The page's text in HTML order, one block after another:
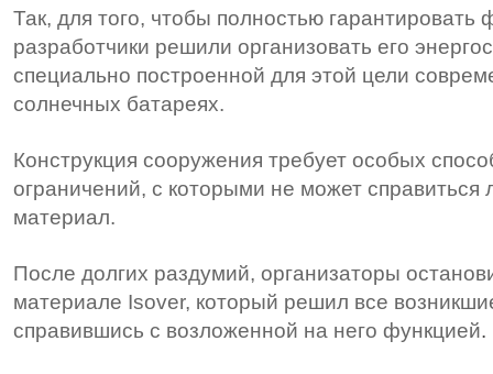
Так, для того, чтобы полностью гарантировать
разработчики решили организовать его
специально построенной для этой цели
солнечных батареях.
Конструкция сооружения требует особых
ограничений, с которыми не может
материал.
После долгих раздумий, организаторы
материале Isover, который решил все
справившись с возложенной на него функцией.